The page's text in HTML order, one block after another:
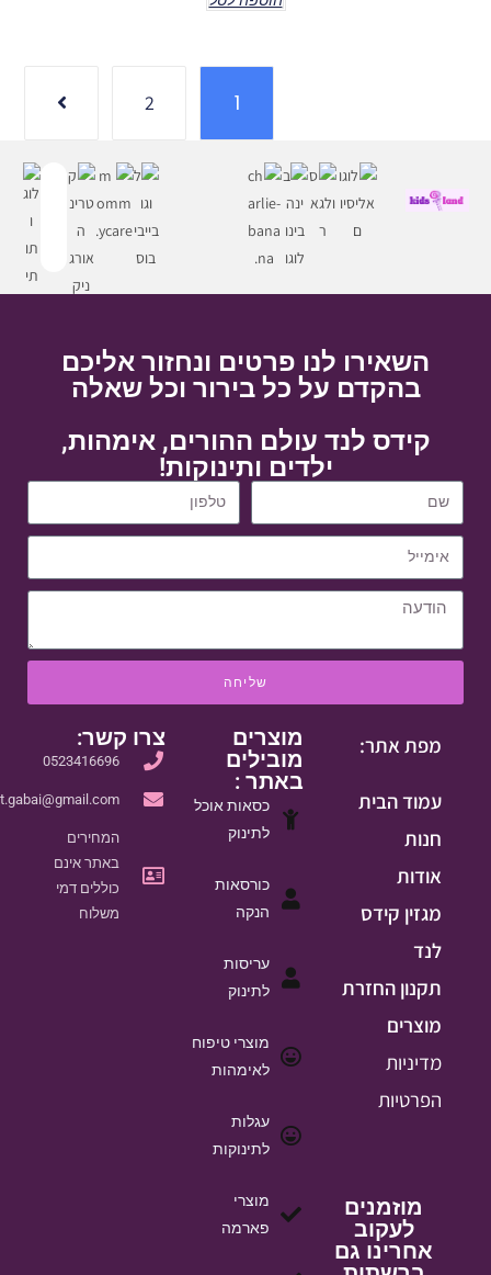
1
2
השאירו לנו פרטים ונחזור אליכם
בהקדם על כל בירור וכל שאלה
קידס לנד עולם ההורים, אימהות,
ילדים ותינוקות!
שליחה
מפת אתר:
עמוד הבית
חנות
אודות
מגזין קידס
לנד
תקנון החזרת
מוצרים
מדיניות
הפרטיות
מוזמנים
לעקוב
אחרינו גם
מוצרים
מובילים
באתר :
כסאות אוכל
לתינוק
כורסאות
הנקה
עריסות
לתינוק
מוצרי טיפוח
לאימהות
עגלות
לתינוקות
מוצרי
פארמה
צרו קשר:
0523416696
המחירים
באתר אינם
כוללים דמי
משלוח